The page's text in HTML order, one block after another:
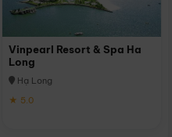
Vinpearl Resort & Spa Ha
Long
Hạ Long
★ 5.0